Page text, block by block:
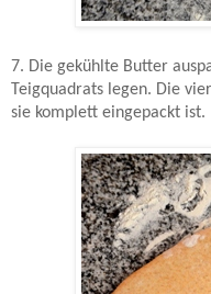
7. Die gekühlte Butter
Teigquadrats legen. Die
sie komplett eingepackt ist.